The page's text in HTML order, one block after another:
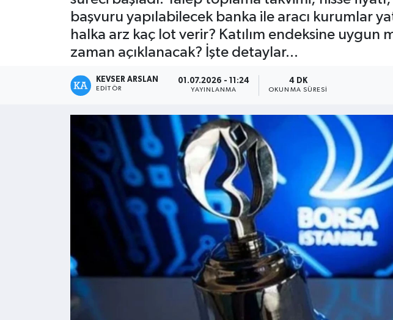
başvuru yapılabilecek banka ile aracı kurumlar
halka arz kaç lot verir? Katılım endeksine
zaman açıklanacak? İşte detaylar...
KEVSER ARSLAN
EDITÖR
01.07.2026 - 11:24
YAYINLANMA
4 DK
OKUNMA SÜRESI
Kültür - Sanat